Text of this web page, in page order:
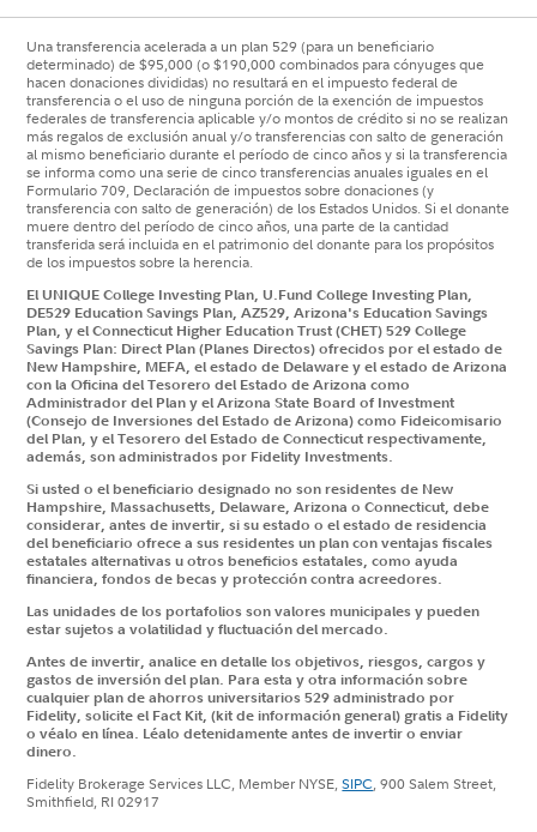
Una transferencia acelerada a un plan 529 (para un beneficiario
determinado) de $95,000 (o $190,000 combinados para cónyuges que
hacen donaciones divididas) no resultará en el impuesto federal de
transferencia o el uso de ninguna porción de la exención de impuestos
federales de transferencia aplicable y/o montos de crédito si no se realizan
más regalos de exclusión anual y/o transferencias con salto de generación
al mismo beneficiario durante el período de cinco años y si la transferencia
se informa como una serie de cinco transferencias anuales iguales en el
Formulario 709, Declaración de impuestos sobre donaciones (y
transferencia con salto de generación) de los Estados Unidos. Si el donante
muere dentro del período de cinco años, una parte de la cantidad
transferida será incluida en el patrimonio del donante para los propósitos
de los impuestos sobre la herencia.
El UNIQUE College Investing Plan, U.Fund College Investing Plan,
DE529 Education Savings Plan, AZ529, Arizona's Education Savings
Plan, y el Connecticut Higher Education Trust (CHET) 529 College
Savings Plan: Direct Plan (Planes Directos) ofrecidos por el estado de
New Hampshire, MEFA, el estado de Delaware y el estado de Arizona
con la Oficina del Tesorero del Estado de Arizona como
Administrador del Plan y el Arizona State Board of Investment
(Consejo de Inversiones del Estado de Arizona) como Fideicomisario
del Plan, y el Tesorero del Estado de Connecticut respectivamente,
además, son administrados por Fidelity Investments.
Si usted o el beneficiario designado no son residentes de New
Hampshire, Massachusetts, Delaware, Arizona o Connecticut, debe
considerar, antes de invertir, si su estado o el estado de residencia
del beneficiario ofrece a sus residentes un plan con ventajas fiscales
estatales alternativas u otros beneficios estatales, como ayuda
financiera, fondos de becas y protección contra acreedores.
Las unidades de los portafolios son valores municipales y pueden
estar sujetos a volatilidad y fluctuación del mercado.
Antes de invertir, analice en detalle los objetivos, riesgos, cargos y
gastos de inversión del plan. Para esta y otra información sobre
cualquier plan de ahorros universitarios 529 administrado por
Fidelity, solicite el Fact Kit, (kit de información general) gratis a Fidelity
o véalo en línea. Léalo detenidamente antes de invertir o enviar
dinero.
Fidelity Brokerage Services LLC, Member NYSE,SIPC, 900 Salem Street,
Smithfield, RI 02917